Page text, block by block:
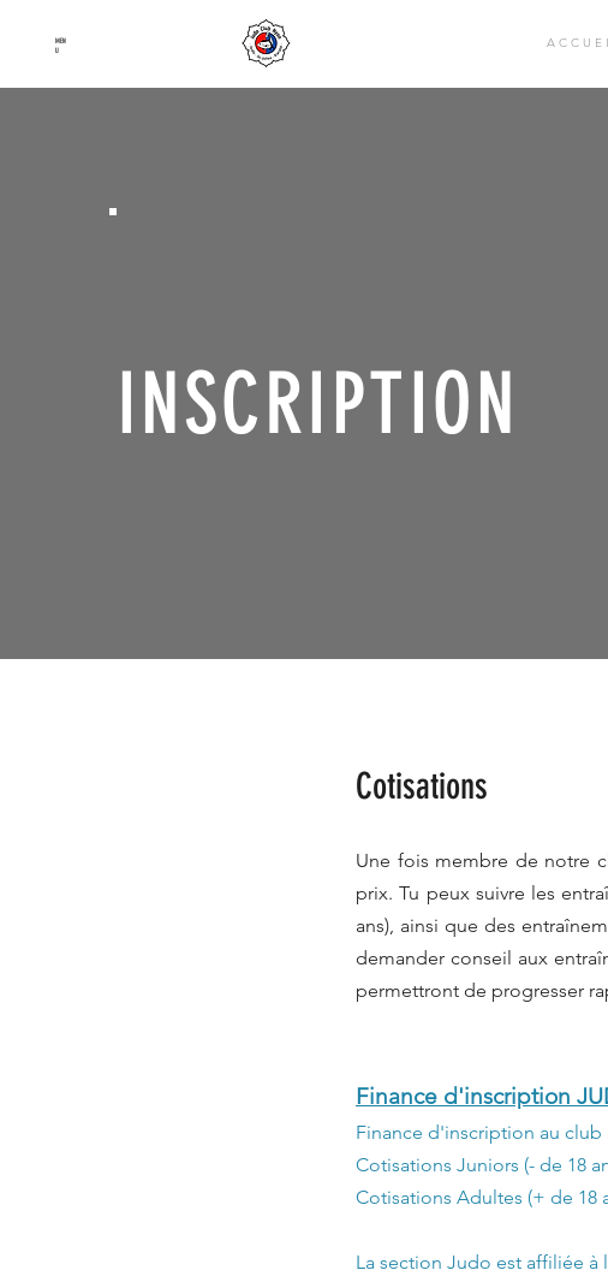
MEN
U
A C C U E
INSCRIPTION
Cotisations
Une fois membre de notre
prix. Tu peux suivre les
ans), ainsi que des
demander conseil aux
permettront de progresser
Finance d'inscription
Finance
Cotisations Juniors (- de
Cotisations Adultes
La section Judo est affiliée à